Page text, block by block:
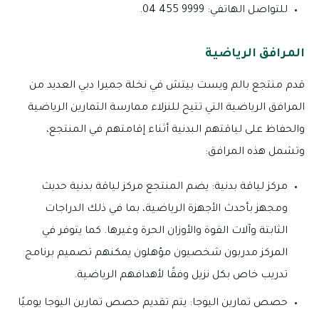
للتواصل الهاتفي: 9999 455 04.
المرافق الرياضية
قدم منتجع بالم ويست بيتش في نخلة جميرا دبي العديد من
المرافق الرياضية التي تتيح للنزلاء ممارسة التمارين الرياضية
والحفاظ على لياقتهم البدنية أثناء إقامتهم في المنتجع،
وتشمل هذه المرافق:
مركز لياقة بدنية: يضم المنتجع مركز لياقة بدنية حديث
ومجهز بأحدث الأجهزة الرياضية، بما في ذلك الدراجات
الثابتة وآلات القوة والأوزان الحرة وغيرها. كما يتوفر في
المركز مدربون شخصيون مؤهلون يمكنهم تصميم برنامج
تدريب خاص بكل نزيل وفقًا لأهدافهم الرياضية.
حصص تمارين اليوجا: يتم تقديم حصص تمارين اليوجا يوميًا